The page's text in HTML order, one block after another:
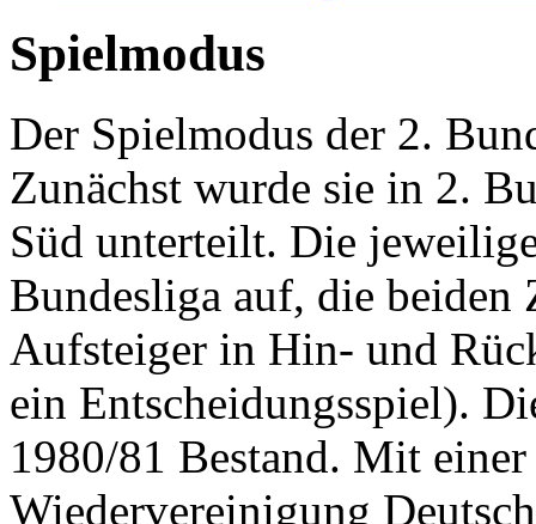
Spielmodus
Der Spielmodus der 2.
Zunächst wurde sie in 2.
Süd unterteilt. Die
Bundesliga auf, die
Aufsteiger in Hin- und
ein Entscheidungsspiel).
1980/81 Bestand. Mit
Wiedervereinigung